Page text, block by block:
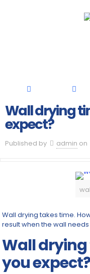
Wall drying
expect?
Published by admin on
Wall drying takes time.
result when the wall
Wall
you